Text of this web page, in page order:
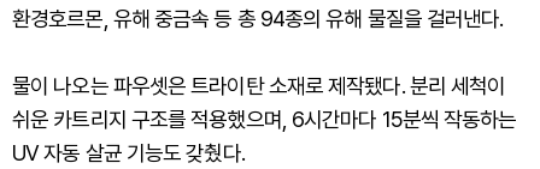
환경호르몬, 유해 중금속 등 총 94종의 유해 물질을 걸러낸다.
물이 나오는 파우셋은 트라이탄 소재로 제작됐다. 분리 세척이
쉬운 카트리지 구조를 적용했으며, 6시간마다 15분씩 작동하는
UV 자동 살균 기능도 갖췄다.